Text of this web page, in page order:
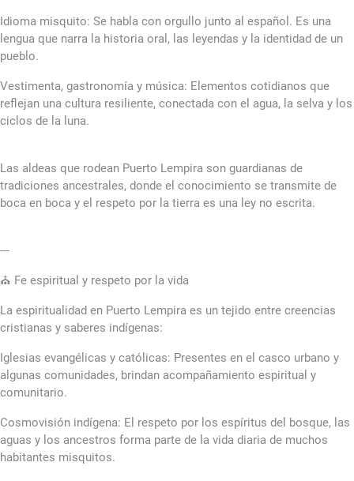
Idioma misquito: Se habla con orgullo junto al español. Es una
lengua que narra la historia oral, las leyendas y la identidad de un
pueblo.
Vestimenta, gastronomía y música: Elementos cotidianos que
reflejan una cultura resiliente, conectada con el agua, la selva y los
ciclos de la luna.
Las aldeas que rodean Puerto Lempira son guardianas de
tradiciones ancestrales, donde el conocimiento se transmite de
boca en boca y el respeto por la tierra es una ley no escrita.
---
⛪ Fe espiritual y respeto por la vida
La espiritualidad en Puerto Lempira es un tejido entre creencias
cristianas y saberes indígenas:
Iglesias evangélicas y católicas: Presentes en el casco urbano y
algunas comunidades, brindan acompañamiento espiritual y
comunitario.
Cosmovisión indígena: El respeto por los espíritus del bosque, las
aguas y los ancestros forma parte de la vida diaria de muchos
habitantes misquitos.